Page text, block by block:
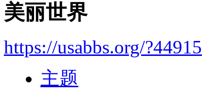
美丽世界
https://usabbs.org/?44915
主题